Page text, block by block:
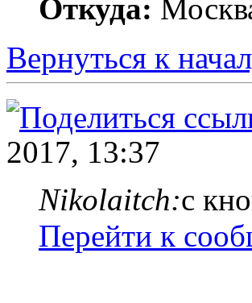
Откуда:
Вернуться к
2017, 13:37
Nikolaitch:с
Перейти к